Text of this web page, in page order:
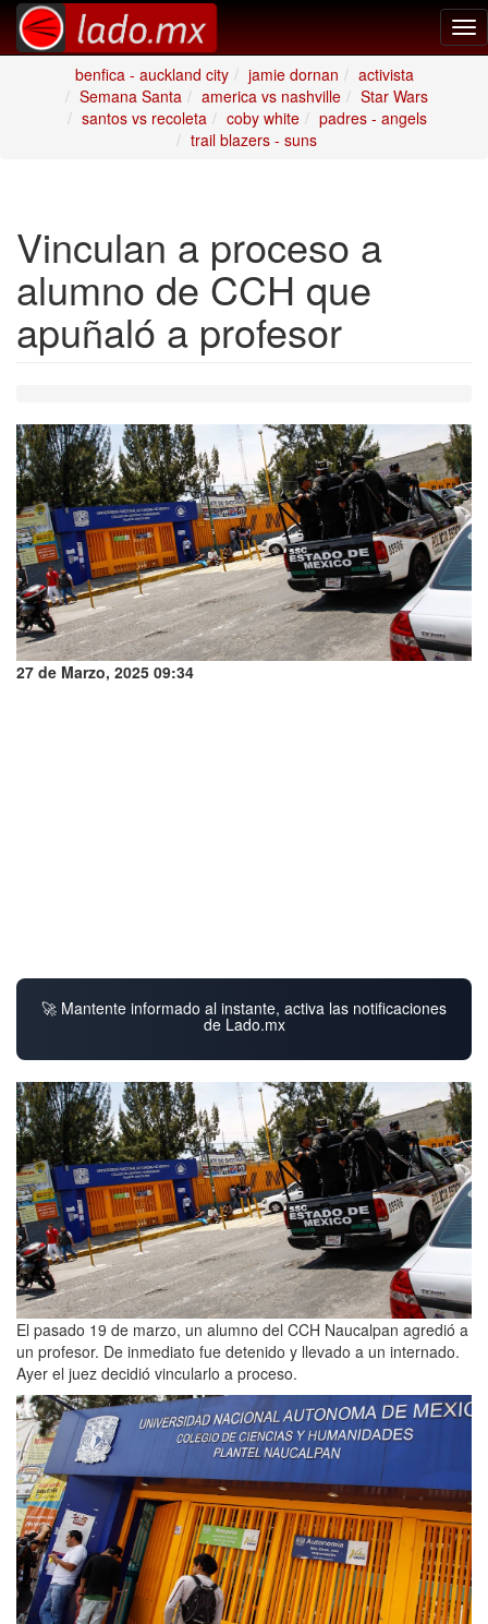
benfica - auckland city
jamie dornan
activista
Semana Santa
america vs nashville
Star Wars
santos vs recoleta
coby white
padres - angels
trail blazers - suns
Vinculan a proceso a
alumno de CCH que
apuñaló a profesor
27 de Marzo, 2025 09:34
🚀 Mantente informado al instante, activa las notificaciones
de Lado.mx
El pasado 19 de marzo, un alumno del CCH Naucalpan agredió a
un profesor. De inmediato fue detenido y llevado a un internado.
Ayer el juez decidió vincularlo a proceso.